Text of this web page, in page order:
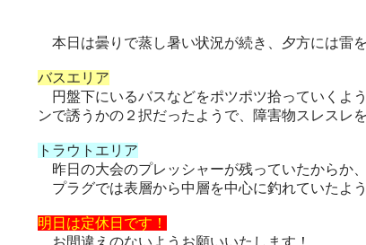
本日は曇りで蒸し暑い状況が続き、夕方には雷
バスエリア
円盤下にいるバスなどをポツポツ拾っていくよ
ンで誘うかの２択だったようで、障害物スレス
トラウトエリア
昨日の大会のプレッシャーが残っていたからか
プラグでは表層から中層を中心に釣れていたよ
明日は定休日です！
お間違えのないようお願いいたします！